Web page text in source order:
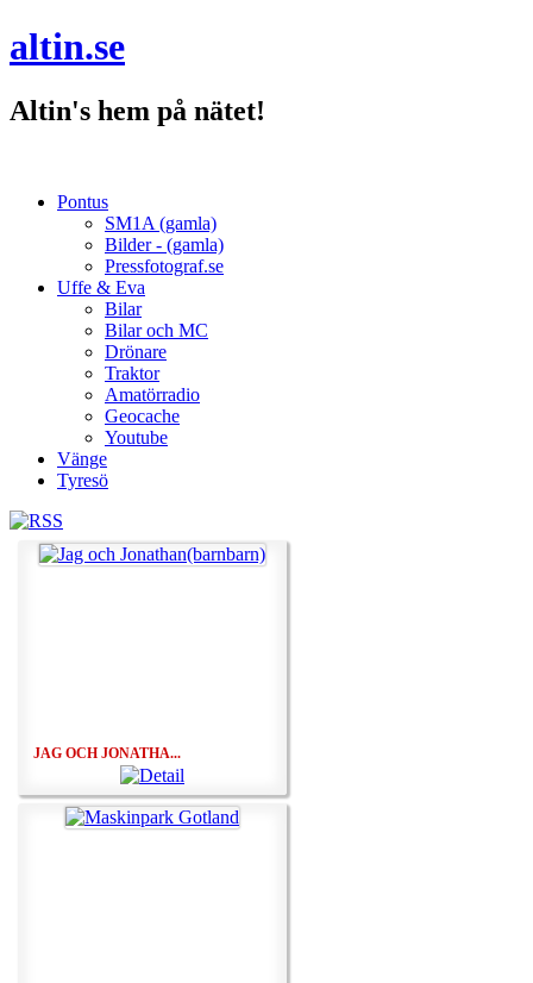
altin.se
Altin's hem på nätet!
Pontus
SM1A (gamla)
Bilder - (gamla)
Pressfotograf.se
Uffe & Eva
Bilar
Bilar och MC
Drönare
Traktor
Amatörradio
Geocache
Youtube
Vänge
Tyresö
JAG OCH JONATHA...